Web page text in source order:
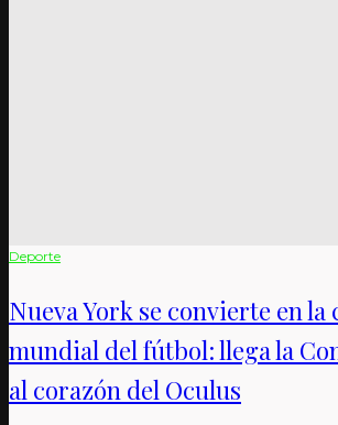
Deporte
Nueva York se convierte en la
mundial del fútbol: llega la
al corazón del Oculus